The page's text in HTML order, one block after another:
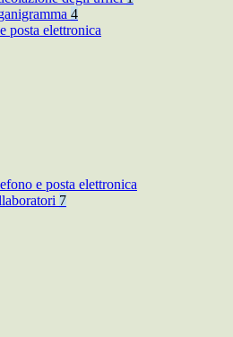
4
posta elettronica
e posta elettronica
7